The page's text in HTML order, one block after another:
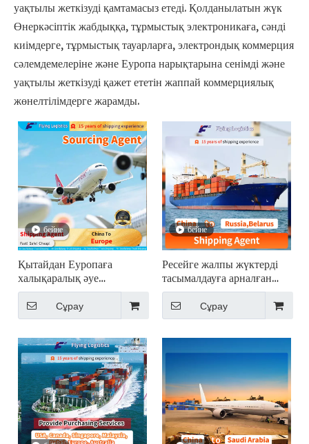
уақтылы жеткізуді қамтамасыз етеді. Қолданылатын жүк
Өнеркәсіптік жабдыққа, тұрмыстық электроникаға, сәнді
киімдерге, тұрмыстық тауарларға, электрондық коммерция
сәлемдемелеріне және Еуропа нарықтарына сенімді және
уақтылы жеткізуді қажет ететін жаппай коммерциялық
жөнелтілімдерге жарамды.
бейне
Қытайдан Еуропаға
халықаралық әуе
тасымалының
логистикасы
Сұрау
бейне
Ресейге жалпы жүктерді
тасымалдауға арналған
халықаралық
экспедиторлық қызметтер
Сұрау